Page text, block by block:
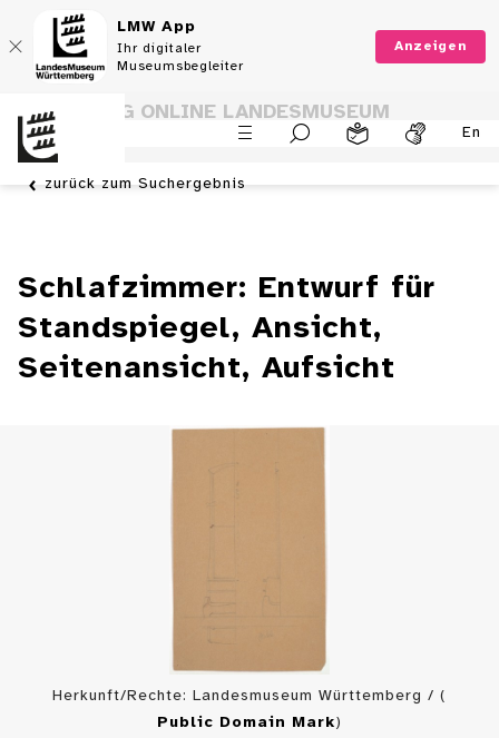
LMW App
Ihr digitaler
Museumsbegleiter
Anzeigen
En
SAMMLUNG ONLINE LANDESMUSEUM
WÜRTTEMBERG
zurück zum Suchergebnis
Schlafzimmer: Entwurf für
Standspiegel, Ansicht,
Seitenansicht, Aufsicht
Herkunft/Rechte: Landesmuseum Württemberg / (
Public Domain Mark)